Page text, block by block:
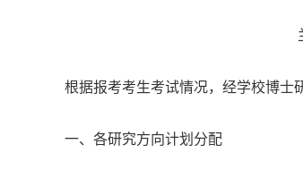
根据报考考生考试情况，经学校博士
一、各研究方向计划分配